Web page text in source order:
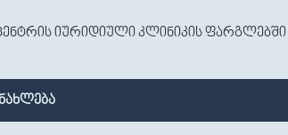
იურიდიული კლინიკის ფარგლებში